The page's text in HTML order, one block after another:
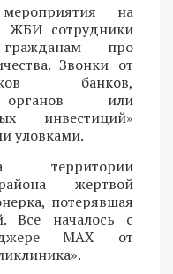
на
ЖБИ сотрудники
про
Звонки от
банков,
органов или
инвестиций»
уловками.
жертвой
потерявшая
Все началось с
MAX от